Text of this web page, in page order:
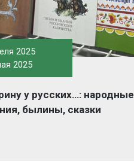
2025
2025
у русских…: народные
былины, сказки